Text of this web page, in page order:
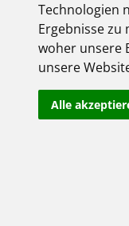
Technologien
Ergebnisse zu
woher unsere
unsere
Alle